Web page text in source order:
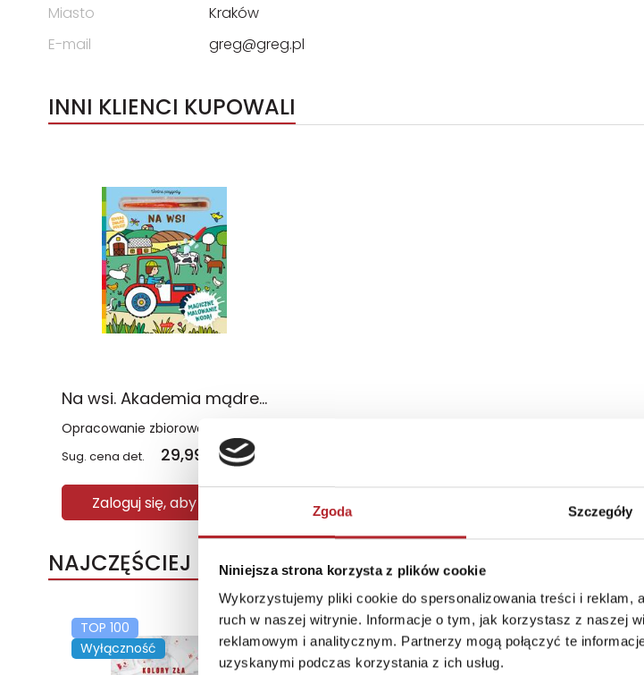
Zgoda Szczegóły
Niniejsza strona korzysta z plików cookie
Wykorzystujemy pliki cookie do spersonalizowania treści i reklam,
ruch w naszej witrynie. Informacje o tym, jak korzystasz z naszej
reklamowym i analitycznym. Partnerzy mogą połączyć te
uzyskanymi podczas korzystania z ich usług.
Miasto
Kraków
E-mail
greg@greg.pl
INNI KLIENCI KUPOWALI
Na wsi. Akademia mądrego dziecka. Wodne przygody
Opracowanie zbiorowe
Sug. cena det. 29,99 (brutto)
Zaloguj się, aby kupić
NAJCZĘŚCIEJ KUPOWANE
TOP 100
Wyłączność
TOP 100 TOP 100